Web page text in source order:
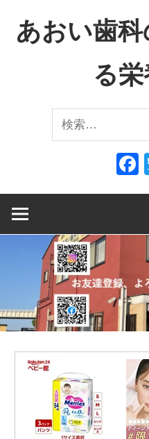
プ
あおい歯
る
全
の
索: